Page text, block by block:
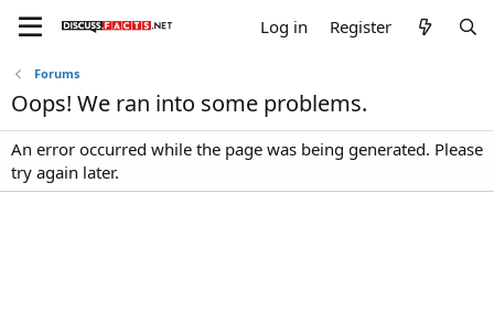
Log in Register
Forums
Oops! We ran into some problems.
An error occurred while the page was being generated. Please
try again later.